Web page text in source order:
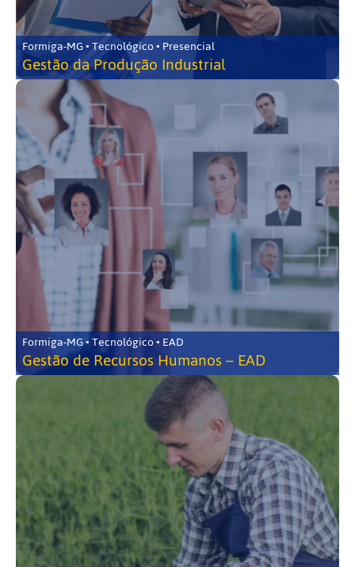
Formiga-MG • Tecnológico • Presencial
Gestão da Produção Industrial
Formiga-MG • Tecnológico • EAD
Gestão de Recursos Humanos – EAD